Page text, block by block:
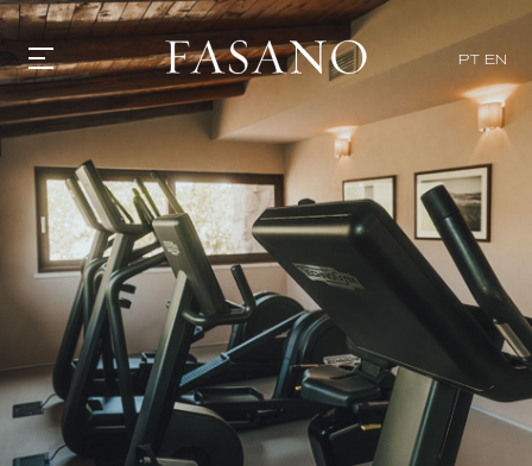
PT EN
GASTRONOMIA
HOTÉIS
EXPERIENCIAS
EVENTOS
VILLAS
TIENDA | SELEZIONE
DESCUBRIR
WHAT'S COOKING
CORRIERE
HISTORIA
SOSTENIBILIDAD
CONTACTO